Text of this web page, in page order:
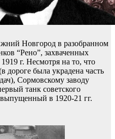
Новгород в разобранном
“Рено”, захваченных
г. Несмотря на то, что
дороге была украдена часть
Сормовскому заводу
танк советского
в 1920-21 гг.